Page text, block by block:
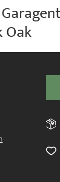
Oak